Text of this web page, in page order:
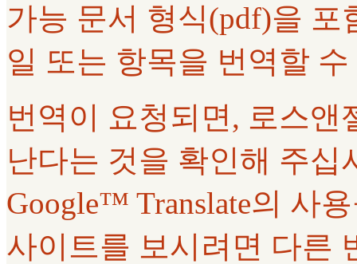
가능 문서 형식(pdf)을
일 또는 항목을 번역할
번역이 요청되면, 로스
난다는 것을 확인해 주
Google™ Translate의 사
사이트를 보시려면 다른